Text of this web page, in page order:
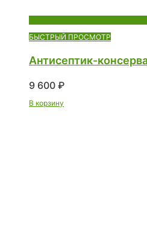
БЫСТРЫЙ ПРОСМОТР
Антисептик-
9 600 ₽
В корзину